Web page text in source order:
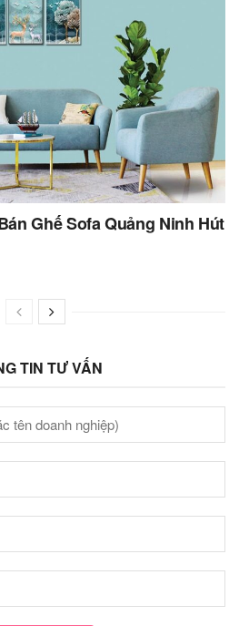
Ghế Sofa Quảng Ninh Hút
TIN TƯ VẤN